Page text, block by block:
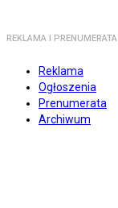
REKLAMA I PRENUMERATA
Reklama
Ogłoszenia
Prenumerata
Archiwum